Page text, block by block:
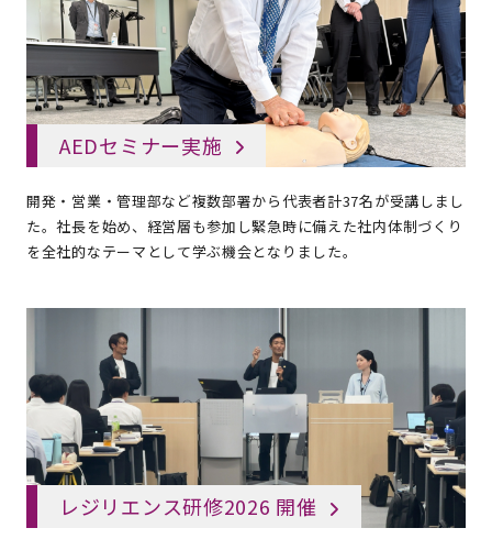
AEDセミナー実施
開発・営業・管理部など複数部署から代表者計37名が受講しまし
た。社長を始め、経営層も参加し緊急時に備えた社内体制づくり
を全社的なテーマとして学ぶ機会となりました。
レジリエンス研修2026 開催